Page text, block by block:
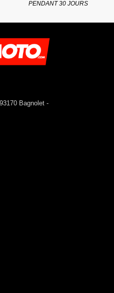
PENDANT 30 JOURS
Bagnolet -